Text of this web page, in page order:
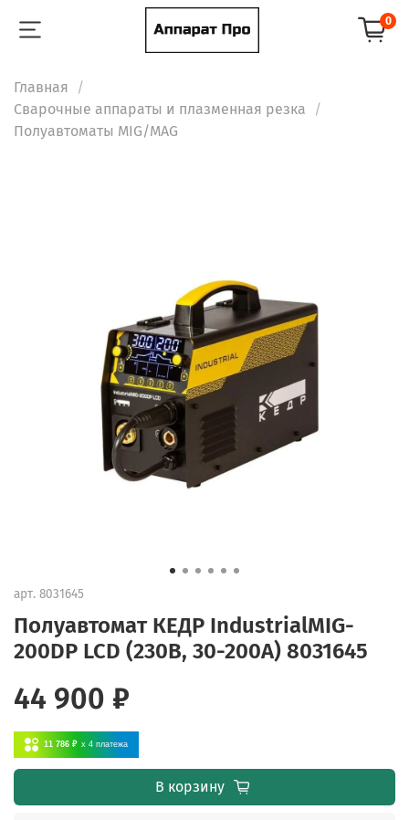
0
Главная
Сварочные аппараты и плазменная резка
Полуавтоматы MIG/MAG
арт. 8031645
Полуавтомат КЕДР IndustrialMIG-
200DP LCD (230В, 30-200А) 8031645
44 900 ₽
11 786 ₽ x 4 платежа
В корзину